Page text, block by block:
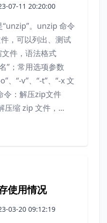
07-11 20:20:00
。unzip 命令
，可以列出、测试
件，语法格式
”；常用选项参数
、“-v”、“-t”、“-x 文
令：解压zip文件
压缩 zip 文件，...
使用情况
03-20 09:12:19